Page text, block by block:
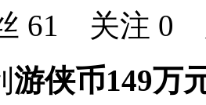
61 关注 0
游侠币149万